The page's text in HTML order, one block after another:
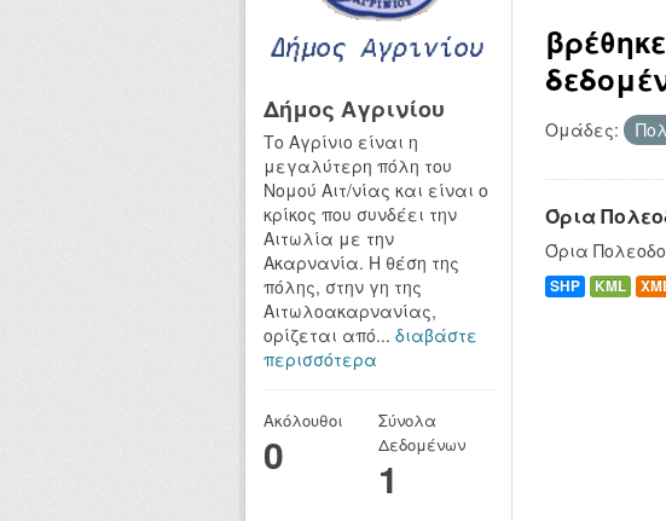
Ομάδες:
Όρια
Όρια
SHP KML
Δήμος Αγρινίου
Το Αγρίνιο είναι η
μεγαλύτερη πόλη του
Νομού Αιτ/νίας και είναι ο
κρίκος που συνδέει την
Αιτωλία με την
Ακαρνανία. Η θέση της
πόλης, στην γη της
Αιτωλοακαρνανίας,
ορίζεται από... διαβάστε
περισσότερα
Ακόλουθοι
0
Σύνολα
Δεδομένων
1